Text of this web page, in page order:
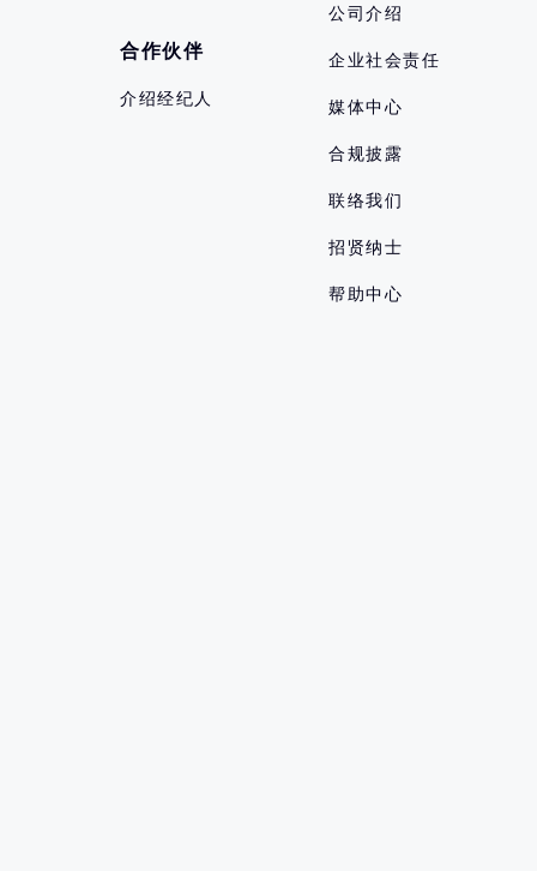
合作伙伴
介绍经纪人
公司介绍
企业社会责任
媒体中心
合规披露
联络我们
招贤纳士
帮助中心